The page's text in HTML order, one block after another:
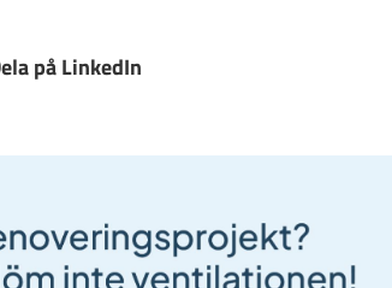
på LinkedIn